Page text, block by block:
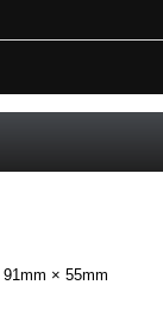
91mm × 55mm